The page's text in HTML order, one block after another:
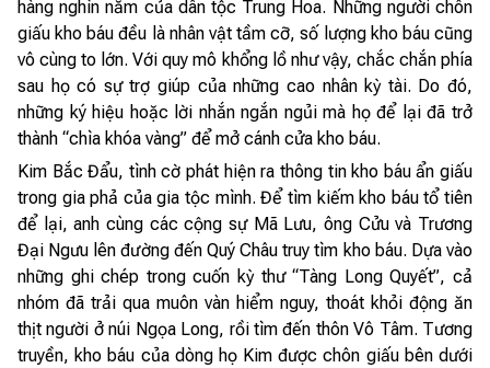
hàng nghìn năm của dân tộc Trung Hoa. Những người chôn
giấu kho báu đều là nhân vật tầm cỡ, số lượng kho báu cũng
vô cùng to lớn. Với quy mô khổng lồ như vậy, chắc chắn phía
sau họ có sự trợ giúp của những cao nhân kỳ tài. Do đó,
những ký hiệu hoặc lời nhắn ngắn ngủi mà họ để lại đã trở
thành “chìa khóa vàng” để mở cánh cửa kho báu.
Kim Bắc Đẩu, tình cờ phát hiện ra thông tin kho báu ẩn giấu
trong gia phả của gia tộc mình. Để tìm kiếm kho báu tổ tiên
để lại, anh cùng các cộng sự Mã Lưu, ông Cửu và Trương
Đại Ngưu lên đường đến Quý Châu truy tìm kho báu. Dựa vào
những ghi chép trong cuốn kỳ thư “Tàng Long Quyết”, cả
nhóm đã trải qua muôn vàn hiểm nguy, thoát khỏi động ăn
thịt người ở núi Ngọa Long, rồi tìm đến thôn Vô Tâm. Tương
truyền, kho báu của dòng họ Kim được chôn giấu bên dưới